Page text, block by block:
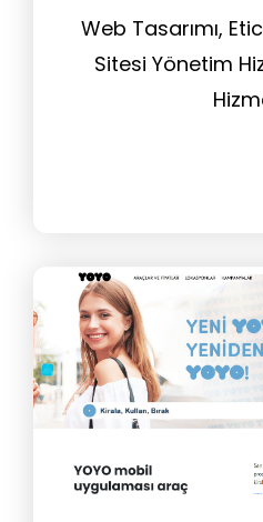
Web Tasarımı,
Sitesi Yönetim